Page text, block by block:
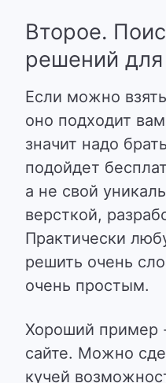
Второе.
решений
Если можно
оно подходит
значит надо
подойдет
а не свой
версткой,
Практически
решить очень
очень простым.
Хороший пример
сайте. Можно
кучей